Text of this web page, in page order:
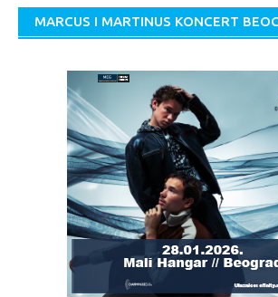
MARCUS I MARTINUS KONCERT